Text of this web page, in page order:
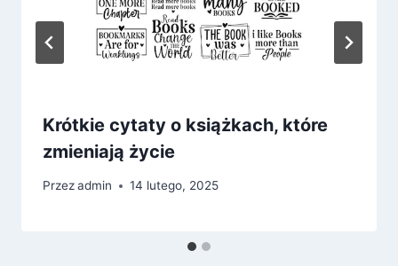
Krótkie cytaty o książkach, które
zmieniają życie
Przezadmin 14 lutego, 2025